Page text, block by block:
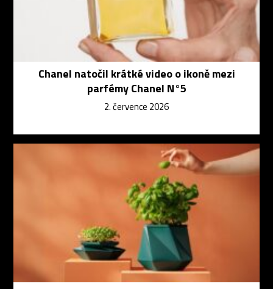
Chanel natočil krátké video o ikoně mezi
parfémy Chanel N°5
2. července 2026